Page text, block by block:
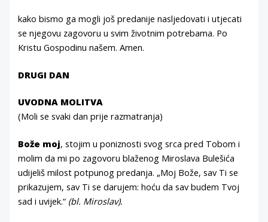
kako bismo ga mogli još predanije nasljedovati i utjecati
se njegovu zagovoru u svim životnim potrebama. Po
Kristu Gospodinu našem. Amen.
DRUGI DAN
UVODNA MOLITVA
(Moli se svaki dan prije razmatranja)
Bože moj, stojim u poniznosti svog srca pred Tobom i
molim da mi po zagovoru blaženog Miroslava Bulešića
udijeliš milost potpunog predanja. „Moj Bože, sav Ti se
prikazujem, sav Ti se darujem: hoću da sav budem Tvoj
sad i uvijek.“ (bl. Miroslav).